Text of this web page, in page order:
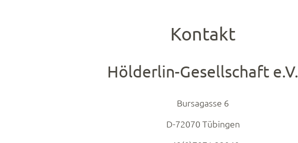
Kontakt
Hölderlin-Gesellschaft e.V.
Bursagasse 6
D-72070 Tübingen